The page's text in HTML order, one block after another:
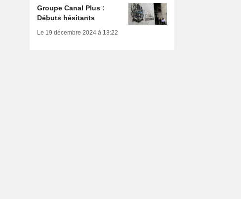
Groupe Canal Plus :
Débuts hésitants
Le 19 décembre 2024 à 13:22